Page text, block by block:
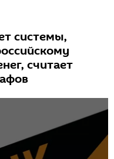
системы,
считает